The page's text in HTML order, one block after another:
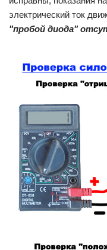
электрический ток
"пробой диода"